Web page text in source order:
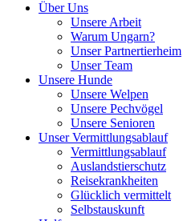
Über Uns
Unsere Arbeit
Warum Ungarn?
Unser Partnertierheim
Unser Team
Unsere Hunde
Unsere Welpen
Unsere Pechvögel
Unsere Senioren
Unser Vermittlungsablauf
Vermittlungsablauf
Auslandstierschutz
Reisekrankheiten
Glücklich vermittelt
Selbstauskunft